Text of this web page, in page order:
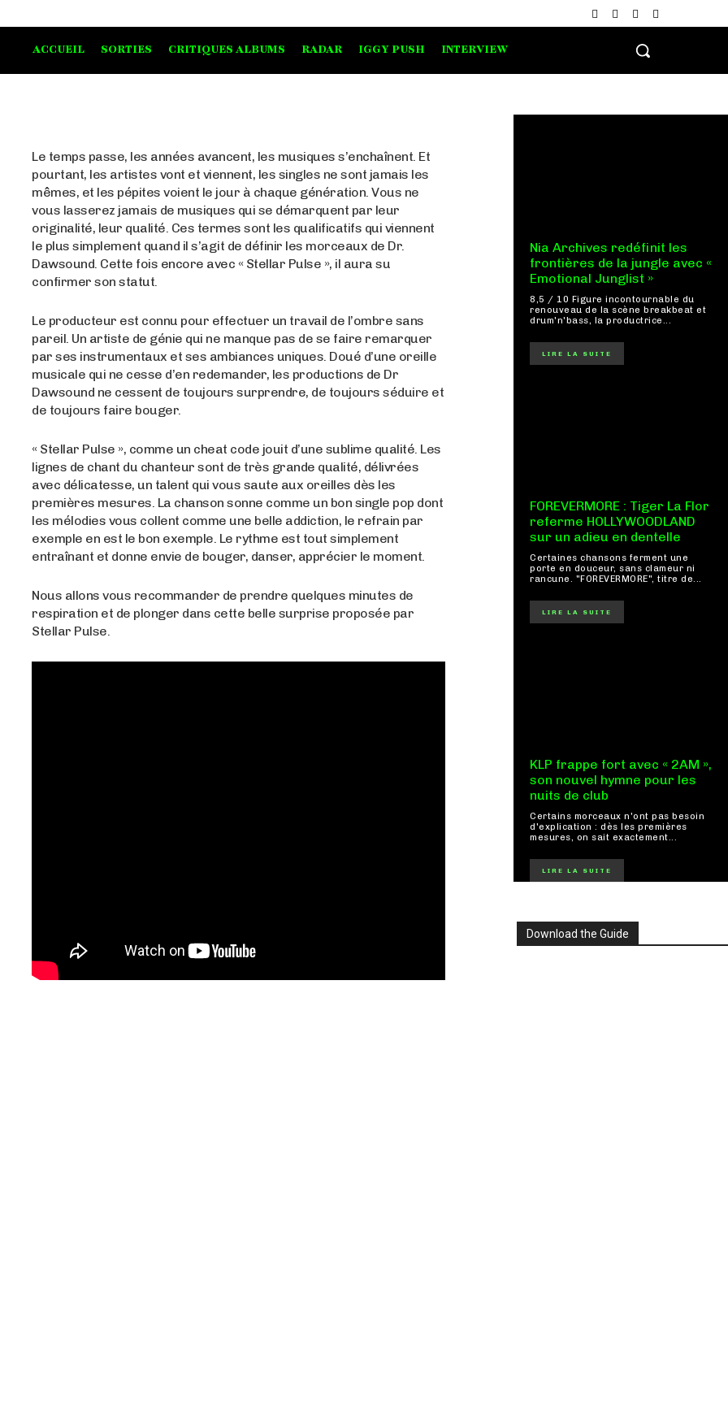
ACCUEIL SORTIES CRITIQUES ALBUMS RADAR IGGY PUSH INTERVIEW
Le temps passe, les années avancent, les musiques s’enchaînent. Et
pourtant, les artistes vont et viennent, les singles ne sont jamais les
mêmes, et les pépites voient le jour à chaque génération. Vous ne
vous lasserez jamais de musiques qui se démarquent par leur
originalité, leur qualité. Ces termes sont les qualificatifs qui viennent
le plus simplement quand il s’agit de définir les morceaux de Dr.
Dawsound. Cette fois encore avec « Stellar Pulse », il aura su
confirmer son statut.
Le producteur est connu pour effectuer un travail de l’ombre sans
pareil. Un artiste de génie qui ne manque pas de se faire remarquer
par ses instrumentaux et ses ambiances uniques. Doué d’une oreille
musicale qui ne cesse d’en redemander, les productions de Dr
Dawsound ne cessent de toujours surprendre, de toujours séduire et
de toujours faire bouger.
« Stellar Pulse », comme un cheat code jouit d’une sublime qualité. Les
lignes de chant du chanteur sont de très grande qualité, délivrées
avec délicatesse, un talent qui vous saute aux oreilles dès les
premières mesures. La chanson sonne comme un bon single pop dont
les mélodies vous collent comme une belle addiction, le refrain par
exemple en est le bon exemple. Le rythme est tout simplement
entraînant et donne envie de bouger, danser, apprécier le moment.
Nous allons vous recommander de prendre quelques minutes de
respiration et de plonger dans cette belle surprise proposée par
Stellar Pulse.
Nia Archives redéfinit les
frontières de la jungle avec «
Emotional Junglist »
8,5 / 10 Figure incontournable du
renouveau de la scène breakbeat et
drum'n'bass, la productrice...
LIRE LA SUITE
FOREVERMORE : Tiger La Flor
referme HOLLYWOODLAND
sur un adieu en dentelle
Certaines chansons ferment une
porte en douceur, sans clameur ni
rancune. "FOREVERMORE", titre de...
LIRE LA SUITE
KLP frappe fort avec « 2AM »,
son nouvel hymne pour les
nuits de club
Certains morceaux n'ont pas besoin
d'explication : dès les premières
mesures, on sait exactement...
LIRE LA SUITE
Download the Guide